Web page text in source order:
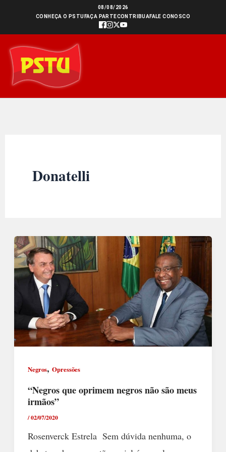
conteúdo
08/08/2026
CONHEÇA O PSTU FAÇA PARTECONTRIBUAFALE CONOSCO
Donatelli
Negros, Opressões
“Negros que oprimem negros não são meus
irmãos”
/02/07/2020
Rosenverck Estrela Sem dúvida nenhuma, o